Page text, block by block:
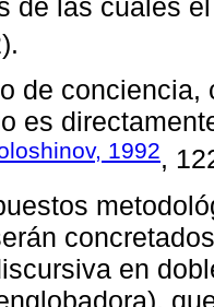
de las cuales
de conciencia,
es
1992,
en